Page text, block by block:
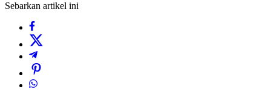
Sebarkan artikel ini